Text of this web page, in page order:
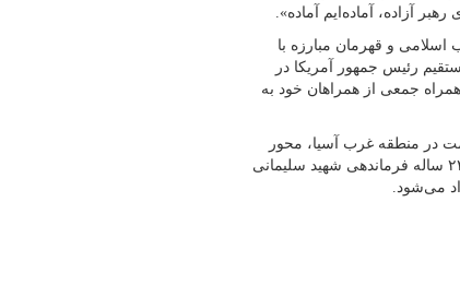
آزاده، آماده‌ایم آماده».
اسلامی و قهرمان مبارزه با
بامداد روز ۱۳ دی ۱۳۹۸ و با دستور مستقیم رئیس جمهور آمریکا در
جمعی از همراهان خود به
در منطقه غرب آسیا، محور
مقاومت را در کشورهای منطقه ایجاد کرد و به تقویت آن پرداخت. دوران ۲۲ ساله فرماندهی شهید سلیمانی
می‌شود.